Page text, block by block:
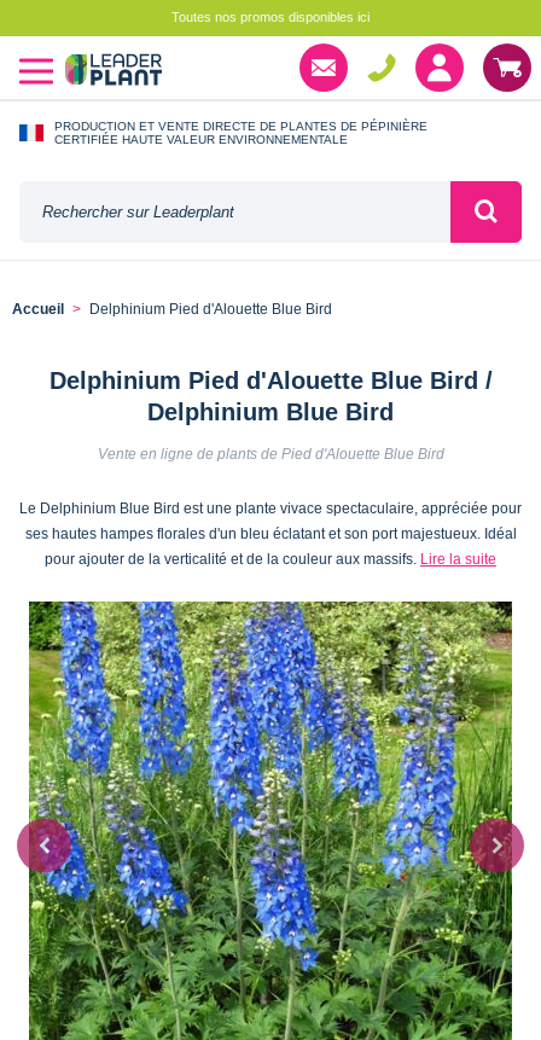
Toutes nos promos disponibles ici
PRODUCTION ET VENTE DIRECTE DE PLANTES DE PÉPINIÈRE
CERTIFIÉE HAUTE VALEUR ENVIRONNEMENTALE
Accueil Delphinium Pied d'Alouette Blue Bird
Delphinium Pied d'Alouette Blue Bird /
Delphinium Blue Bird
Vente en ligne de plants de Pied d'Alouette Blue Bird
Le Delphinium Blue Bird est une plante vivace spectaculaire, appréciée pour
ses hautes hampes florales d'un bleu éclatant et son port majestueux. Idéal
pour ajouter de la verticalité et de la couleur aux massifs. Lire la suite